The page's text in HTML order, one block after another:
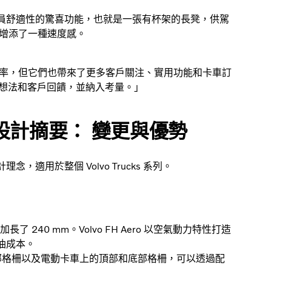
適性的驚喜功能，也就是一張有杯架的長凳，供駕
添了一種速度感。
，但它們也帶來了更多客戶關注、實用功能和卡車訂
和客戶回饋，並納入考量。」
計摘要： 變更與優勢
念，適用於整個 Volvo Trucks 系列。
長了 240 mm。Volvo FH Aero 以空氣動力特性打造
成本。
柵以及電動卡車上的頂部和底部格柵，可以透過配